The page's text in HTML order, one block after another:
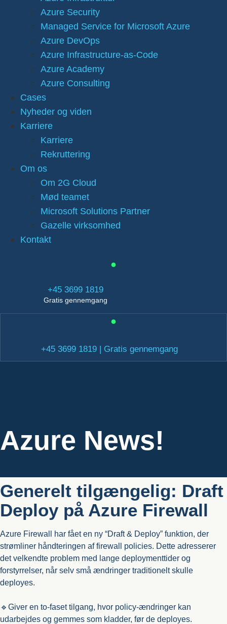
Azure Security
Managed Service for Microsoft Azure
Azure DevOps
Azure Infrastructure-as-Code
Azure Academy
Azure Consulting
Cases
Nyheder og viden
Karriere
Karriere
Rekruttering
Om os
Om 2G Cloud
Mød teamet
Microsoft Solutions Partner
Gazelle virksomhed
Kontakt
+45 3699 1819
Gratis gennemgang
+45 3699 1819 | Gratis gennemgang
Azure News!
Generelt tilgængelig: Draft
Deploy på Azure Firewall
Azure Firewall har fået en ny “Draft & Deploy” funktion, der
strømliner håndteringen af firewall policies. Dette adresserer
det velkendte problem med lange deploymenttider og
forstyrrelser, når selv små ændringer traditionelt skulle
deployes.
🔹Giver en to-faset tilgang, hvor policy-ændringer kan
udarbejdes og gemmes som kladder, før de deployes.